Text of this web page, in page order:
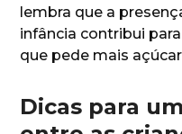
lembra que a
infância contribui
que pede mais
Dicas para